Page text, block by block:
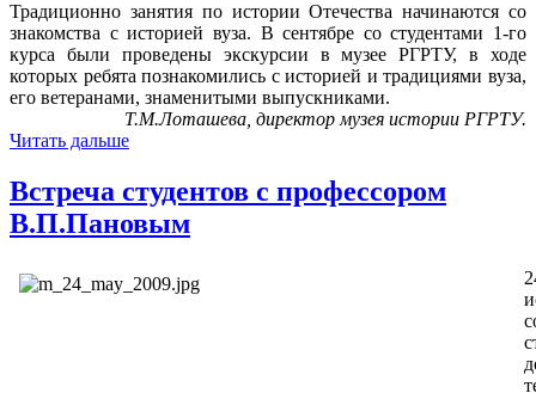
Традиционно занятия по истории Отечества начинаются со
знакомства с историей вуза. В сентябре со студентами 1-го
курса были проведены экскурсии в музее РГРТУ, в ходе
которых ребята познакомились с историей и традициями вуза,
его ветеранами, знаменитыми выпускниками.
Т.М.Лоташева, директор музея истории РГРТУ.
Читать дальше
Встреча студентов с профессором
В.П.Пановым